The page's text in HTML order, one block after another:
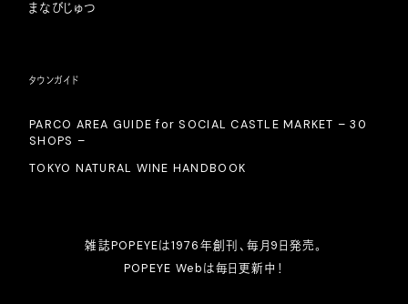
まなびじゅつ
タウンガイド
PARCO AREA GUIDE for SOCIAL CASTLE MARKET – 30
SHOPS –
TOKYO NATURAL WINE HANDBOOK
雑誌POPEYEは1976年創刊、毎月9日発売。
POPEYE Webは毎日更新中！